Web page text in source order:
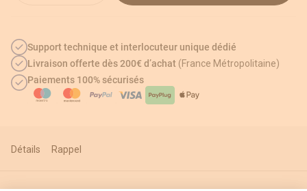
Support technique et interlocuteur unique dédié
Livraison offerte dès 200€ d’achat (France Métropolitaine)
Paiements 100% sécurisés
Détails Rappel